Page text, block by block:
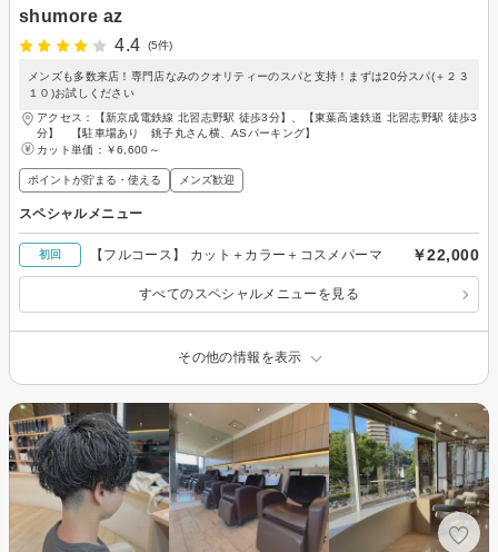
shumore az
4.4
(5件)
メンズも多数来店！専門店なみのクオリティーのスパと支持！まずは20分スパ(＋２３
１０)お試しください
アクセス：【新京成電鉄線 北習志野駅 徒歩3分】、【東葉高速鉄道 北習志野駅 徒歩3
分】 【駐車場あり 銚子丸さん横、ASパーキング】
カット単価： ￥6,600～
ポイントが貯まる・使える メンズ歓迎
スペシャルメニュー
初回 【フルコース】 カット＋カラー＋コスメパーマ ￥22,000
すべてのスペシャルメニューを見る
その他の情報を表示